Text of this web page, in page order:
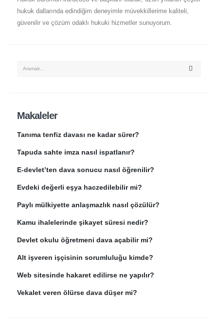
hukuk dallarında edindiğim deneyimle müvekkillerime kaliteli,
güvenilir ve çözüm odaklı hukuki hizmetler sunuyorum.
Makaleler
Tanıma tenfiz davası ne kadar sürer?
Tapuda sahte imza nasıl ispatlanır?
E-devlet’ten dava sonucu nasıl öğrenilir?
Evdeki değerli eşya haczedilebilir mi?
Paylı mülkiyette anlaşmazlık nasıl çözülür?
Kamu ihalelerinde şikayet süresi nedir?
Devlet okulu öğretmeni dava açabilir mi?
Alt işveren işçisinin sorumluluğu kimde?
Web sitesinde hakaret edilirse ne yapılır?
Vekalet veren ölürse dava düşer mi?